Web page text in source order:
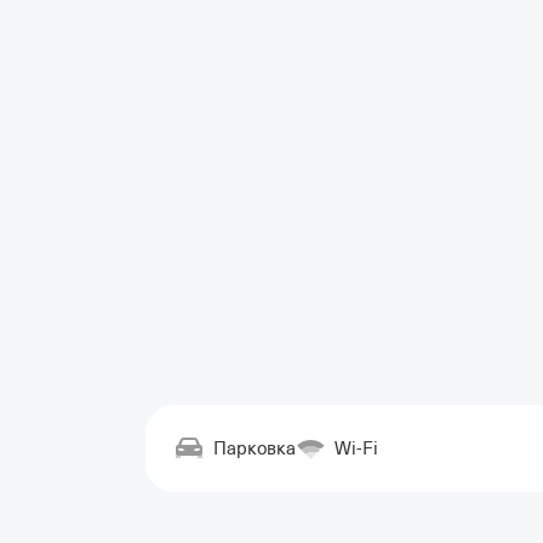
Парковка Wi-Fi